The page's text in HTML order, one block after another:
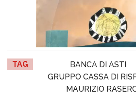
TAG
BANCA DI ASTI
GRUPPO CASSA DI
MAURIZIO